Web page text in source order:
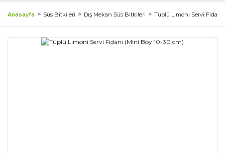
Anasayfa Süs Bitkileri Dış Mekan Süs Bitkileri Tüplü Limoni Servi